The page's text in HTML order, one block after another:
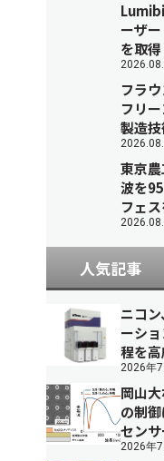
ーザ
を取得
フラ
フリ
製造
東京
波を
フェ
人気記事
ニコ
ーシ
程を
2026年7
岡山
の制
セン
2026年7